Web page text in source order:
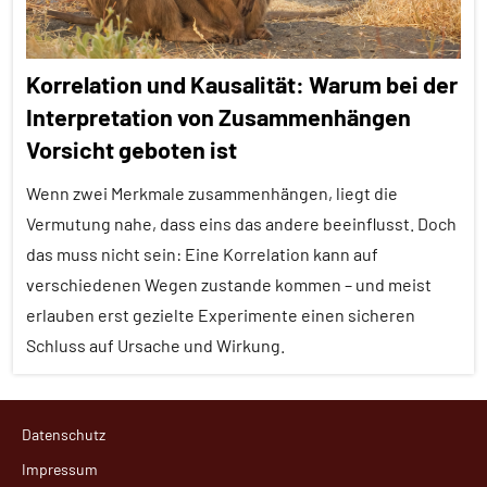
Korrelation und Kausalität: Warum bei der
Interpretation von Zusammenhängen
Vorsicht geboten ist
Wenn zwei Merkmale zusammenhängen, liegt die
Vermutung nahe, dass eins das andere beeinflusst. Doch
das muss nicht sein: Eine Korrelation kann auf
verschiedenen Wegen zustande kommen – und meist
erlauben erst gezielte Experimente einen sicheren
Schluss auf Ursache und Wirkung.
Artikel
Alle
Datenschutz
Impressum